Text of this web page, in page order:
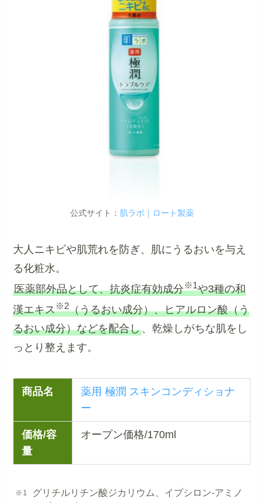
公式サイト： 肌ラボ｜ロート製薬
大人ニキビや肌荒れを防ぎ、肌にうるおいを与え
る化粧水。
医薬部外品として、抗炎症有効成分※1や3種の和
漢エキス※2（うるおい成分）、ヒアルロン酸（う
るおい成分）などを配合し、乾燥しがちな肌をし
っとり整えます。
商品名
薬用 極潤 スキンコンディショナ
ー
価格/容
量
オープン価格/170ml
グリチルリチン酸ジカリウム、イプシロン-アミノ